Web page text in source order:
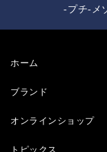
-プチ-メ
ホーム
ブランド
オンラインショップ